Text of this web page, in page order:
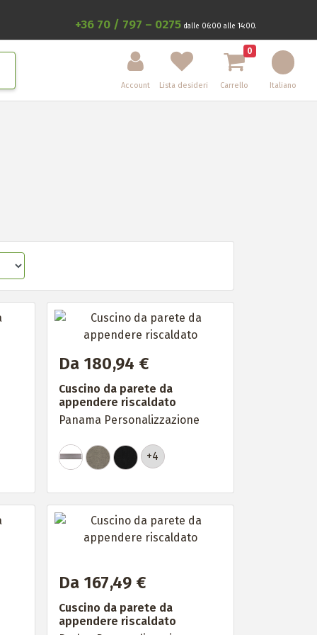
+36 70 / 797 – 0275dalle 06:00 alle 14:00.
Account Lista desideri
0
Carrello Italiano
Da 180,94 €
Cuscino da parete da
appendere riscaldato
Panama Personalizzazione
+4
Da 167,49 €
Cuscino da parete da
appendere riscaldato